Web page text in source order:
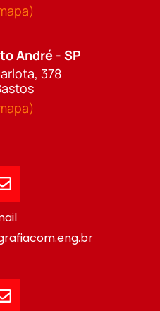
André - SP
378